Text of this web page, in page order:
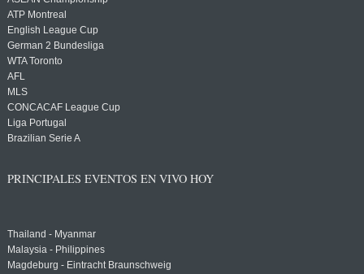
ATP Montreal
English League Cup
German 2 Bundesliga
WTA Toronto
AFL
MLS
CONCACAF League Cup
Liga Portugal
Brazilian Serie A
PRINCIPALES EVENTOS EN VIVO HOY
Thailand - Myanmar
Malaysia - Philippines
Magdeburg - Eintracht Braunschweig